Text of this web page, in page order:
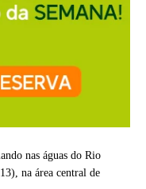
nas águas do Rio
na área central de